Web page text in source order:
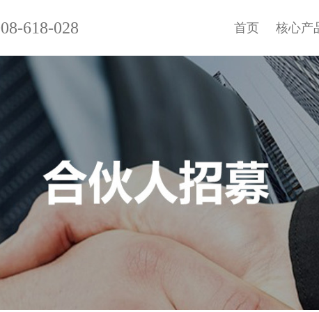
618-028 首页 核心产